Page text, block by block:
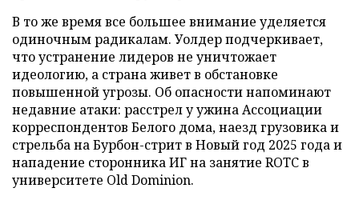
В то же время все большее внимание уделяется
одиночным радикалам. Уолдер подчеркивает,
что устранение лидеров не уничтожает
идеологию, а страна живет в обстановке
повышенной угрозы. Об опасности напоминают
недавние атаки: расстрел у ужина Ассоциации
корреспондентов Белого дома, наезд грузовика и
стрельба на Бурбон-стрит в Новый год 2025 года и
нападение сторонника ИГ на занятие ROTC в
университете Old Dominion.